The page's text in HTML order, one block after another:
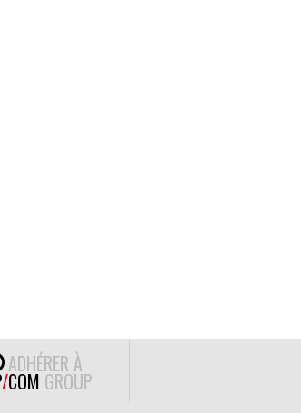
ADHÉRER À
/COM GROUP